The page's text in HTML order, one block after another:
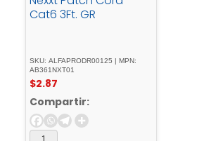
Cat6 3Ft. GR
SKU: ALFAPRODR00125 | MPN:
AB361NXT01
$2.87
Compartir: